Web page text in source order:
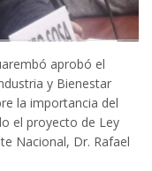
aprobó el
y Bienestar
la importancia del
el proyecto de Ley
Nacional, Dr. Rafael